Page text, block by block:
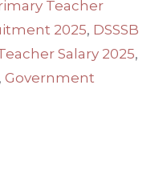
Teacher
2025, DSSSB
Salary 2025,
, Government